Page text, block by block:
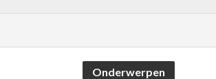
Onderwerpen